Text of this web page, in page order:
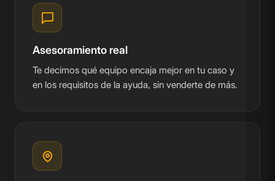
Asesoramiento real
Te decimos qué equipo encaja mejor en tu caso y
en los requisitos de la ayuda, sin venderte de más.